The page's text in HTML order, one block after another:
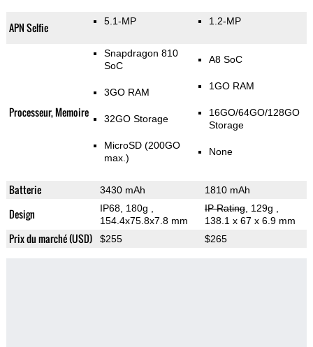
APN Selfie 5.1-MP 1.2-MP
Processeur, Memoire
Snapdragon 810
SoC
3GO RAM
32GO Storage
MicroSD (200GO
max.)
A8 SoC
1GO RAM
16GO/64GO/128GO
Storage
None
Batterie 3430 mAh 1810 mAh
Design IP68, 180g
154.4x75.8x7.8 mm
IP Rating, 129g
138.1 x 67 x 6.9 mm
Prix du marché (USD) $255 $265